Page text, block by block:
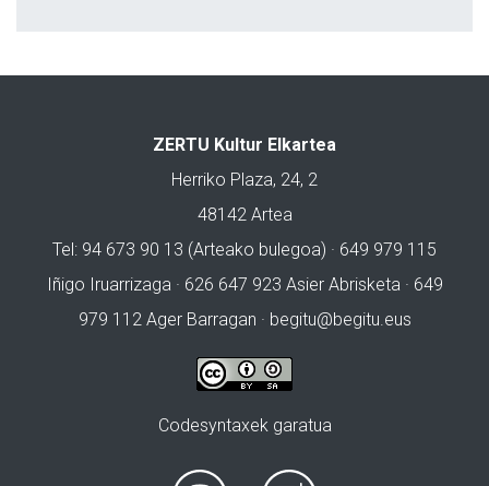
ZERTU Kultur Elkartea
Herriko Plaza, 24, 2
48142 Artea
Tel: 94 673 90 13 (Arteako bulegoa) · 649 979 115
Iñigo Iruarrizaga · 626 647 923 Asier Abrisketa · 649
979 112 Ager Barragan · begitu@begitu.eus
Codesyntaxek garatua